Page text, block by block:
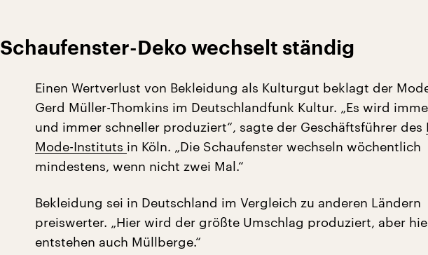
Schaufenster-Deko wechselt ständig
Einen Wertverlust von Bekleidung als Kulturgut beklagt der
Gerd Müller-Thomkins im Deutschlandfunk Kultur. „Es wird
und immer schneller produziert“, sagte der Geschäftsführer des
Mode-Instituts in Köln. „Die Schaufenster wechseln wöchentlich
mindestens, wenn nicht zwei Mal.“
Bekleidung sei in Deutschland im Vergleich zu anderen Ländern
preiswerter. „Hier wird der größte Umschlag produziert, aber
entstehen auch Müllberge.“